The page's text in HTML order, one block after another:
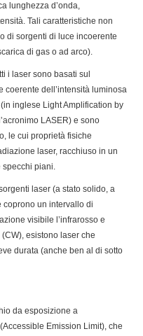
lunghezza d’onda,
Tali caratteristiche non
di sorgenti di luce incoerente
di gas o ad arco).
i laser sono basati sul
coerente dell’intensità luminosa
inglese Light Amplification by
LASER) e sono
le cui proprietà fisiche
laser, racchiuso in un
specchi piani.
laser (a stato solido, a
coprono un intervallo di
visibile l’infrarosso e
esistono laser che
durata (anche ben al di sotto
da esposizione a
Emission Limit), che